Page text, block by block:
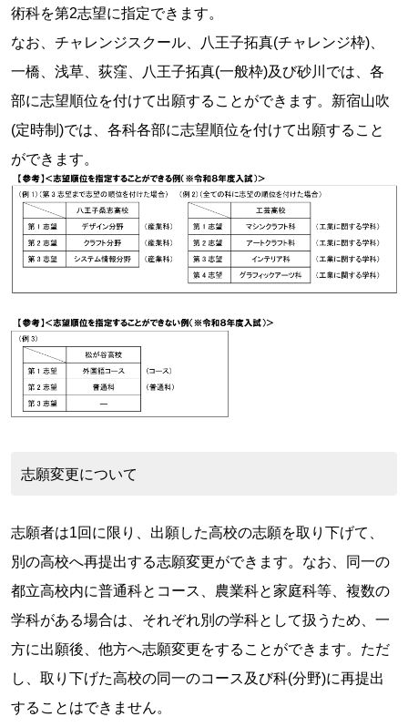
術科を第2志望に指定できます。
なお、チャレンジスクール、八王子拓真(チャレンジ枠)、
一橋、浅草、荻窪、八王子拓真(一般枠)及び砂川では、各
部に志望順位を付けて出願することができます。新宿山吹
(定時制)では、各科各部に志望順位を付けて出願すること
ができます。
志願変更について
志願者は1回に限り、出願した高校の志願を取り下げて、
別の高校へ再提出する志願変更ができます。なお、同一の
都立高校内に普通科とコース、農業科と家庭科等、複数の
学科がある場合は、それぞれ別の学科として扱うため、一
方に出願後、他方へ志願変更をすることができます。ただ
し、取り下げた高校の同一のコース及び科(分野)に再提出
することはできません。